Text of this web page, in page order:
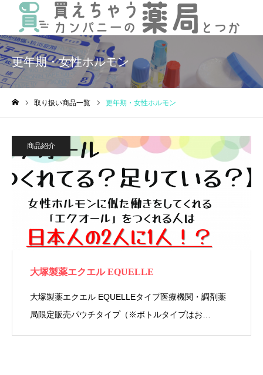
更年期・女性ホルモン
取り扱い商品一覧 更年期・女性ホルモン
商品紹介
大塚製薬エクエル EQUELLE
大塚製薬エクエル EQUELLEタイプ医療機関・調剤薬
局限定販売パウチタイプ（※ボトルタイプはお…